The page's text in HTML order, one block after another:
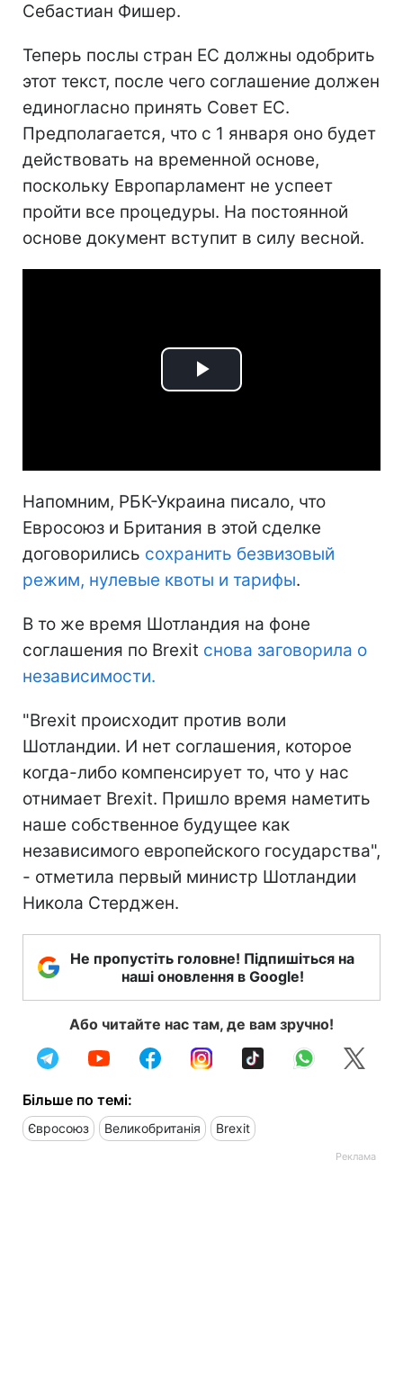
Себастиан Фишер.
Теперь послы стран ЕС должны одобрить
этот текст, после чего соглашение должен
единогласно принять Совет ЕС.
Предполагается, что с 1 января оно будет
действовать на временной основе,
поскольку Европарламент не успеет
пройти все процедуры. На постоянной
основе документ вступит в силу весной.
Play
Напомним, РБК-Украина писало, что
Евросоюз и Британия в этой сделке
договорились сохранить безвизовый
режим, нулевые квоты и тарифы.
В то же время Шотландия на фоне
соглашения по Brexit снова заговорила о
независимости.
"Brexit происходит против воли
Шотландии. И нет соглашения, которое
когда-либо компенсирует то, что у нас
отнимает Brexit. Пришло время наметить
наше собственное будущее как
независимого европейского государства",
- отметила первый министр Шотландии
Никола Стерджен.
Не пропустіть головне! Підпишіться на
наші оновлення в Google!
Або читайте нас там, де вам зручно!
Більше по темі:
Євросоюз Великобританія Brexit